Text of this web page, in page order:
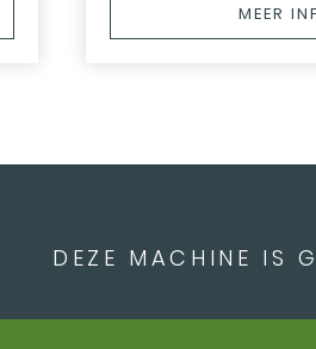
MEER
DEZE MACHINE IS